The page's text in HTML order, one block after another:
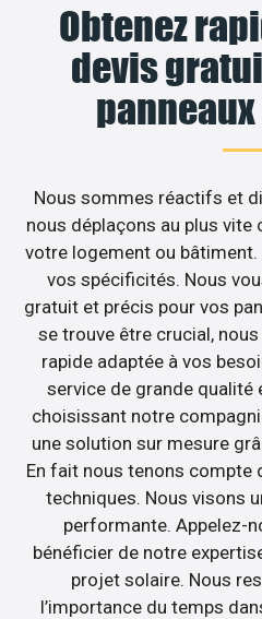
Obtenez
devis
Nous sommes réactifs et
nous déplaçons au plus vite
votre logement ou
vos spécificités. Nous
gratuit et précis pour vos
se trouve être crucial,
rapide adaptée à vos
service de grande qualité
choisissant notre
une solution sur mesure
En fait nous tenons compte
techniques. Nous visons
performante. Appelez-
bénéficier de notre
projet solaire. Nous
l’importance du temps